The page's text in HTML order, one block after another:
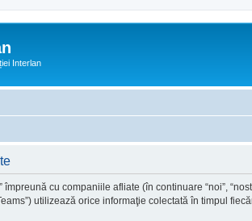
Interlan
cu companiile afliate (în continuare “noi”,
utilizează orice informaţie colectată în timpul